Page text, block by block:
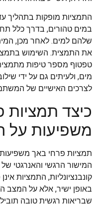
התמציות מופקות בתהליך
במים טהורים, בדרך כלל
שלהם למים. לאחר מכן,
את התמצית. השימוש
טפטוף מספר טיפות
מים, ולעיתים גם על ידי
לצרכים האישיים של
כיצד תמציות
משפיעות על
תמציות פרחי באך
המישור הרגשי והאנרגטי
קונבנציונליות, התמציות
באופן ישיר, אלא על המצב
שבריאות רגשית טובה